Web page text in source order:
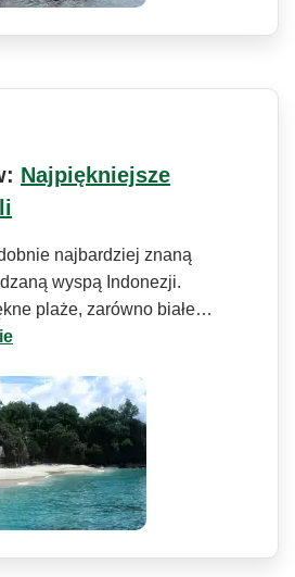
Najpiękniejsze
najbardziej znaną
wyspą Indonezji.
plaże, zarówno białe…